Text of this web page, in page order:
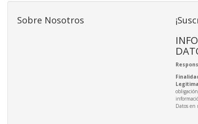
Sobre Nosotros
Datos en